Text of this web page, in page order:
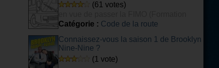
(61 votes)
Initiale Minimale Obligatoire) voyageurs.
Catégorie : Code de la route
Connaissez-vous la saison 1 de Brooklyn
Nine-Nine ?
(1 vote)